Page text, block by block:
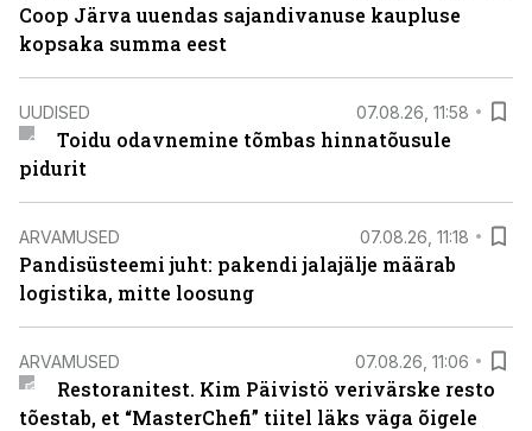
Coop Järva uuendas sajandivanuse kaupluse
kopsaka summa eest
UUDISED 07.08.26, 11:58
Toidu odavnemine tõmbas hinnatõusule
pidurit
ARVAMUSED 07.08.26, 11:18
Pandisüsteemi juht: pakendi jalajälje määrab
logistika, mitte loosung
ARVAMUSED 07.08.26, 11:06
Restoranitest. Kim Päivistö verivärske resto
tõestab, et “MasterChefi” tiitel läks väga õigele